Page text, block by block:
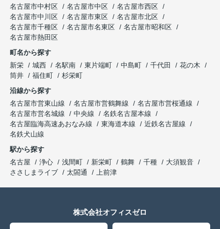
名古屋市中村区
名古屋市中区
名古屋市西区
名古屋市中川区
名古屋市東区
名古屋市北区
名古屋市千種区
名古屋市名東区
名古屋市昭和区
名古屋市熱田区
町名から探す
新栄
城西 名駅南 東片端町 中島町 千代田
花の木
筒井
福住町
杉栄町
沿線から探す
名古屋市営東山線
名古屋市営鶴舞線
名古屋市営桜通線
名古屋市営名城線
中央線
名鉄名古屋本線
名古屋臨海高速あおなみ線
東海道本線
近鉄名古屋線
名鉄犬山線
駅から探す
名古屋
浄心 浅間町 新栄町 鶴舞 千種
大須観音
ささしまライブ
太閤通 上前津
株式会社オフィスゼロ